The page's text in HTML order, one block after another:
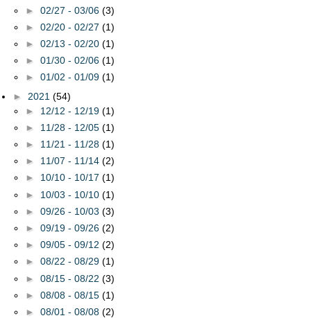
► 02/27 - 03/06 (3)
► 02/20 - 02/27 (1)
► 02/13 - 02/20 (1)
► 01/30 - 02/06 (1)
► 01/02 - 01/09 (1)
► 2021 (54)
► 12/12 - 12/19 (1)
► 11/28 - 12/05 (1)
► 11/21 - 11/28 (1)
► 11/07 - 11/14 (2)
► 10/10 - 10/17 (1)
► 10/03 - 10/10 (1)
► 09/26 - 10/03 (3)
► 09/19 - 09/26 (2)
► 09/05 - 09/12 (2)
► 08/22 - 08/29 (1)
► 08/15 - 08/22 (3)
► 08/08 - 08/15 (1)
► 08/01 - 08/08 (2)